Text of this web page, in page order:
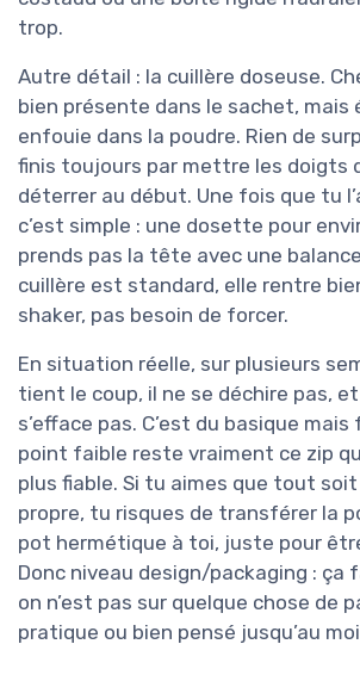
trop.
Autre détail : la cuillère doseuse.
bien présente dans le sachet, mais
enfouie dans la poudre. Rien de
finis toujours par mettre les doigts
déterrer au début. Une fois que tu
c’est simple : une dosette pour
prends pas la tête avec une
cuillère est standard, elle rentre
shaker, pas besoin de forcer.
En situation réelle, sur plusieurs
tient le coup, il ne se déchire pas, et
s’efface pas. C’est du basique
point faible reste vraiment ce zip
plus fiable. Si tu aimes que tout
propre, tu risques de transférer la
pot hermétique à toi, juste pour
Donc niveau design/packaging : ça
on n’est pas sur quelque chose de
pratique ou bien pensé jusqu’au